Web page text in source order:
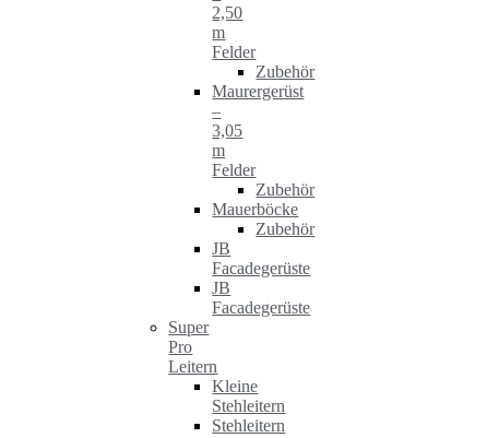
2,50
m
Felder
Zubehör
Maurergerüst
–
3,05
m
Felder
Zubehör
Mauerböcke
Zubehör
JB
Facadegerüste
JB
Facadegerüste
Super
Pro
Leitern
Kleine
Stehleitern
Stehleitern